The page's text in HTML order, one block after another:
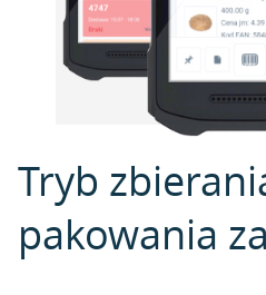
Tryb
pakowania